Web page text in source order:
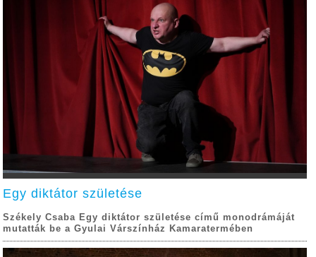
Egy diktátor születése
Székely Csaba Egy diktátor születése című monodrámáját
mutatták be a Gyulai Várszínház Kamaratermében